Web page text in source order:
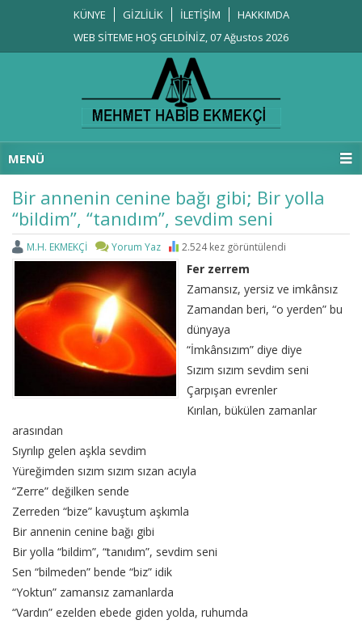
KÜNYE GİZLİLİK İLETİŞİM
HAKKIMDA
WEB SİTEME HOŞ GELDİNİZ, 07 Ağustos 2026
MENÜ
Bir annenin cenine bağı gibi; Bir yolla
“bildim”, “tanıdım”, sevdim seni
M.H. EKMEKÇİ Yorum Yaz 2.524 kez görüntülendi
Fer zerrem
Zamansız, yersiz ve imkânsız
Zamandan beri, “o yerden” bu
dünyaya
“İmkânsızım” diye diye
Sızım sızım sevdim seni
Çarpışan evrenler
Kırılan, bükülen zamanlar
arasından
Sıyrılıp gelen aşkla sevdim
Yüreğimden sızım sızım sızan acıyla
“Zerre” değilken sende
Zerreden “bize” kavuştum aşkımla
Bir annenin cenine bağı gibi
Bir yolla “bildim”, “tanıdım”, sevdim seni
Sen “bilmeden” bende “biz” idik
“Yoktun” zamansız zamanlarda
“Vardın” ezelden ebede giden yolda, ruhumda